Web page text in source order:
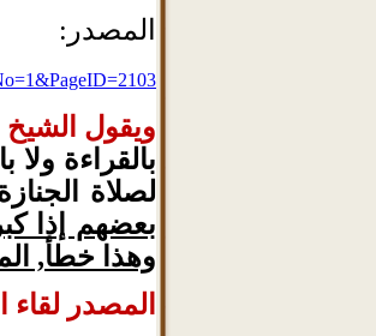
المصدر:
ويقول الشيخ
بالقراءة
لصلاة
بعضهم إذا
وهذا خطأ,
المصدر لقاء